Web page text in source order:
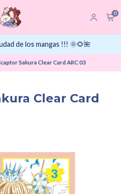
0
de los mangas !!! 🌞🌻🌺
Sakura Clear Card ARC 03
Clear Card